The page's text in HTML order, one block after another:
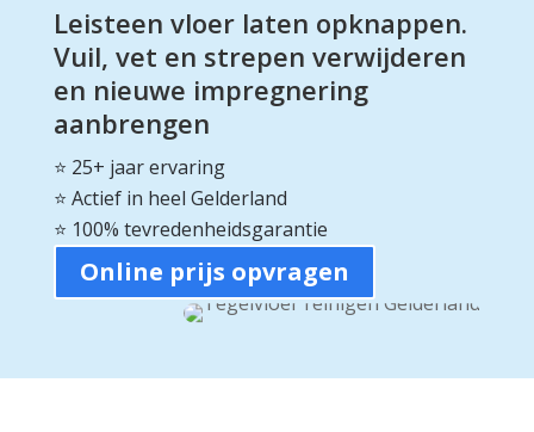
Leisteen vloer laten opknappen.
Vuil, vet en strepen verwijderen
en nieuwe impregnering
aanbrengen
⭐ 25+ jaar ervaring
⭐ Actief in heel Gelderland
⭐ 100% tevredenheidsgarantie
Online prijs opvragen